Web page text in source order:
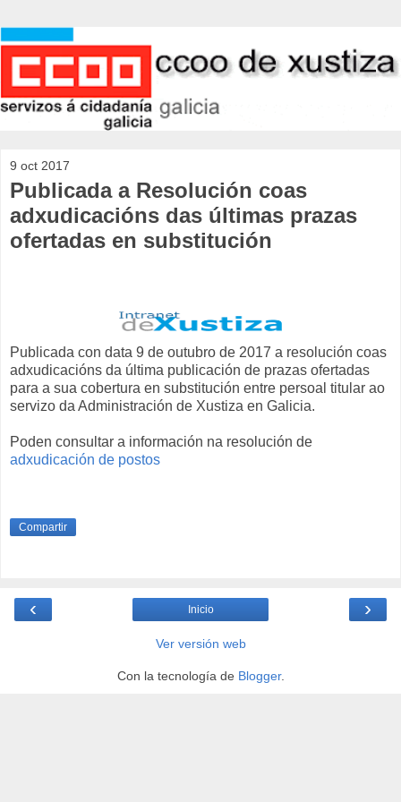
9 oct 2017
Publicada a Resolución coas
adxudicacións das últimas prazas
ofertadas en substitución
Publicada con data 9 de outubro de 2017 a resolución coas
adxudicacións da última publicación de prazas ofertadas
para a sua cobertura en substitución entre persoal titular ao
servizo da Administración de Xustiza en Galicia.
Poden consultar a información na resolución de
adxudicación de postos
Compartir
‹ ›
Inicio
Ver versión web
Con la tecnología de Blogger.